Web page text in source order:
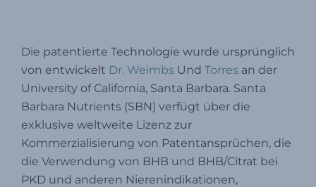
Die patentierte Technologie wurde ursprünglich
von entwickelt Dr. Weimbs Und Torres an der
University of California, Santa Barbara. Santa
Barbara Nutrients (SBN) verfügt über die
exklusive weltweite Lizenz zur
Kommerzialisierung von Patentansprüchen, die
die Verwendung von BHB und BHB/Citrat bei
PKD und anderen Nierenindikationen,